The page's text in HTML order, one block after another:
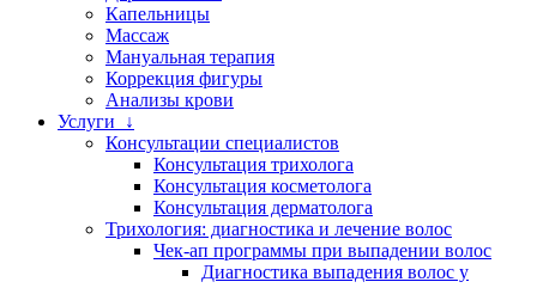
Капельницы
Массаж
Мануальная терапия
Коррекция фигуры
Анализы крови
Услуги ↓
Консультации специалистов
Консультация трихолога
Консультация косметолога
Консультация дерматолога
Трихология: диагностика и лечение волос
Чек-ап программы при выпадении волос
Диагностика выпадения волос у